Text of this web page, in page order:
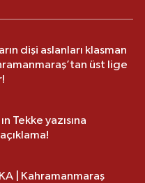
dişi aslanları klasman
üst lige
Tekke yazısına
| Kahramanmaraş